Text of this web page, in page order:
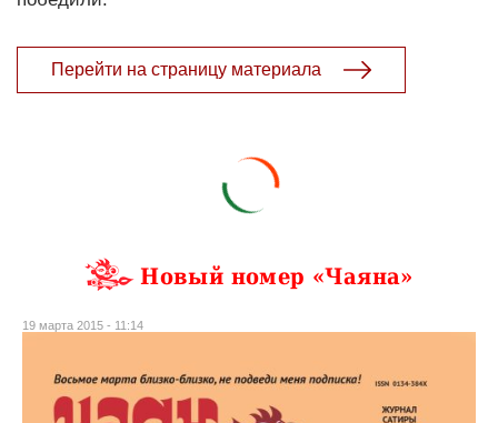
Перейти на страницу материала
Новый номер «Чаяна»
19 марта 2015 - 11:14